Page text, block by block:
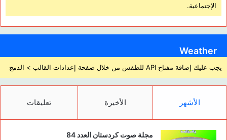
الإجتماعية.
Weather
يجب عليك إضافة مفتاح API للطقس من خلال صفحة إعدادات القالب > الدمج
الأشهر الأخيرة تعليقات
مجلة صوت كردستان العدد 84